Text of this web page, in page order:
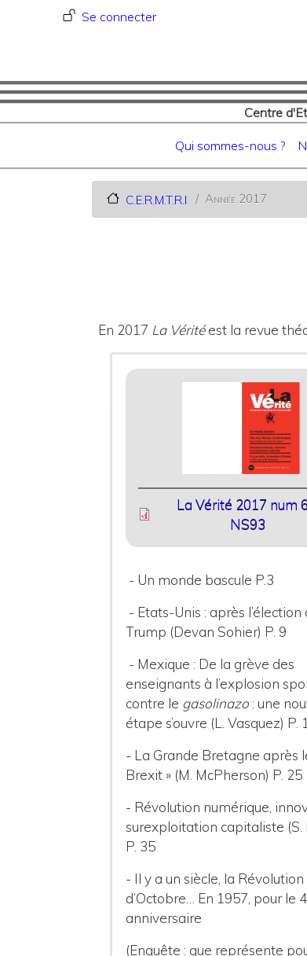
Menu du compte de
Se connecter
Centre
NavigationQui sommes-nous ?
C.E.R.M.T.R.I Année 2017
En 2017 La Véritéest la revue
La Vérité 2017 num
NS93
- Un monde bascule P.3
- Etats-Unis : après l’élection
Trump (Devan Sohier) P. 9
- Mexique : De la grève des
enseignants à l’explosion
contre le gasolinazo : une
étape s’ouvre (L. Vasquez) P.
- La Grande Bretagne après
Brexit » (M. McPherson) P. 25
- Révolution numérique,
surexploitation capitaliste (S.
P. 35
- Il y a un siècle, la Révolution
d’Octobre… En 1957, pour le
anniversaire
(Enquête : que représente